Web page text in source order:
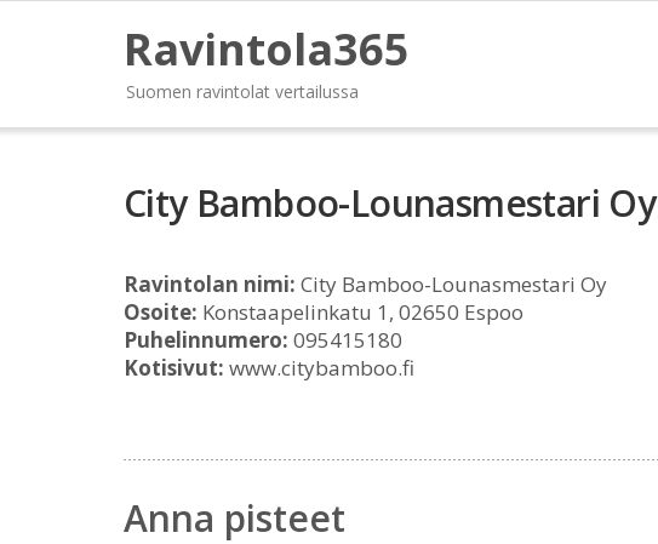
Ravintola365
Suomen ravintolat vertailussa
City Bamboo-Lounasmestari Oy
Ravintolan nimi: City Bamboo-Lounasmestari Oy
Osoite: Konstaapelinkatu 1, 02650 Espoo
Puhelinnumero: 095415180
Kotisivut: www.citybamboo.fi
Anna pisteet